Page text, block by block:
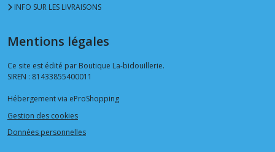
INFO SUR LES LIVRAISONS
Mentions légales
Ce site est édité par Boutique La-bidouillerie.
SIREN : 81433855400011
Hébergement via eProShopping
Gestion des cookies
Données personnelles